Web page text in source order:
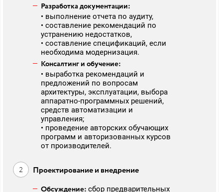
Разработка документации:
• выполнение отчета по аудиту,
• составление рекомендаций по
устранению недостатков,
• составление спецификаций, если
необходима модернизация.
Консалтинг и обучение:
• выработка рекомендаций и
предложений по вопросам
архитектуры, эксплуатации, выбора
аппаратно-программных решений,
средств автоматизации и
управления;
• проведение авторских обучающих
программ и авторизованных курсов
от производителей.
Проектирование и внедрение
Обсуждение: сбор предварительных